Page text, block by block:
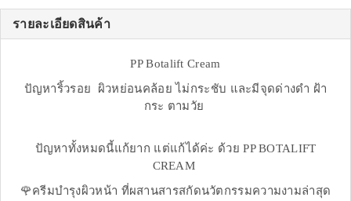
รายละเอียดสินค้า
PP Botalift Cream
ปัญหาริ้วรอย ผิวหย่อนคล้อย ไม่กระชับ และมีจุดด่างดำ ฝ้า
กระ ตามวัย
ปัญหาทั้งหมดนี้แก้ยาก แต่แก้ได้ค่ะ ด้วย PP BOTALIFT
CREAM
🌹ครีมบำรุงผิวหน้า ที่ผสานสารสกัดนวัตกรรมความงามล่าสุด